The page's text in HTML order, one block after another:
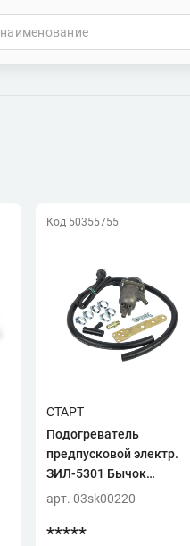
Код 50355755
СТАРТ
Подогреватель
предпусковой электр.
ЗИЛ-5301 Бычок
Д-245.12 (2 кВт) (СТАРТ)
арт. 03sk00220
*****